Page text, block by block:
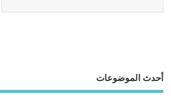
أحدث الموضوعات